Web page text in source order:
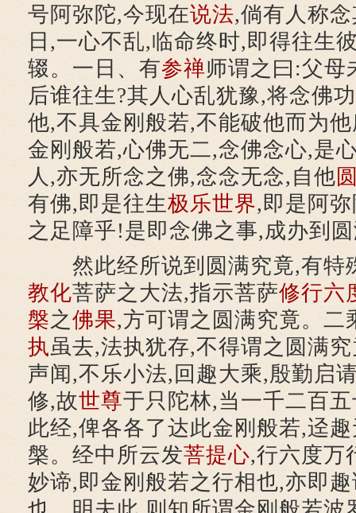
号阿弥陀,今现在说法,倘有人称
日,一心不乱,临命终时,即得往生
辍。一日、有参禅师谓之曰:父母
后谁往生?其人心乱犹豫,将念佛
他,不具金刚般若,不能破他而为
金刚般若,心佛无二,念佛念心,是
人,亦无所念之佛,念念无念,自他
有佛,即是往生极乐世界,即是阿
之足障乎!是即念佛之事,成办到
然此经所说到圆满究竟,有特
教化菩萨之大法,指示菩萨修行六
槃之佛果,方可谓之圆满究竟。二
执虽去,法执犹存,不得谓之圆满
声闻,不乐小法,回趣大乘,殷勤启
修,故世尊于只陀林,当一千二百
此经,俾各各了达此金刚般若,迳
槃。经中所云发菩提心,行六度万
妙谛,即金刚般若之行相也,亦即